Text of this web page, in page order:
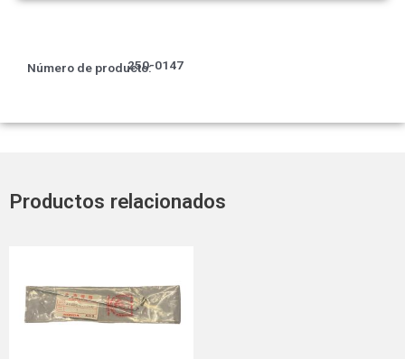
Número de producto:250-0147
Productos relacionados